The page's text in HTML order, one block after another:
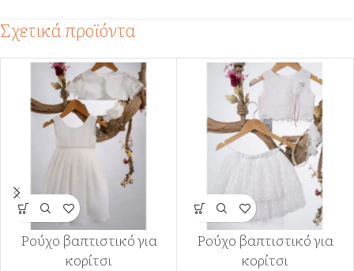
Σχετικά προϊόντα
Ρούχο βαπτιστικό για
κορίτσι
Ρούχο βαπτιστικό για
κορίτσι